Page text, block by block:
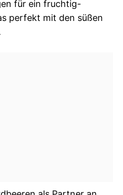
für ein fruchtig-
perfekt mit den süßen